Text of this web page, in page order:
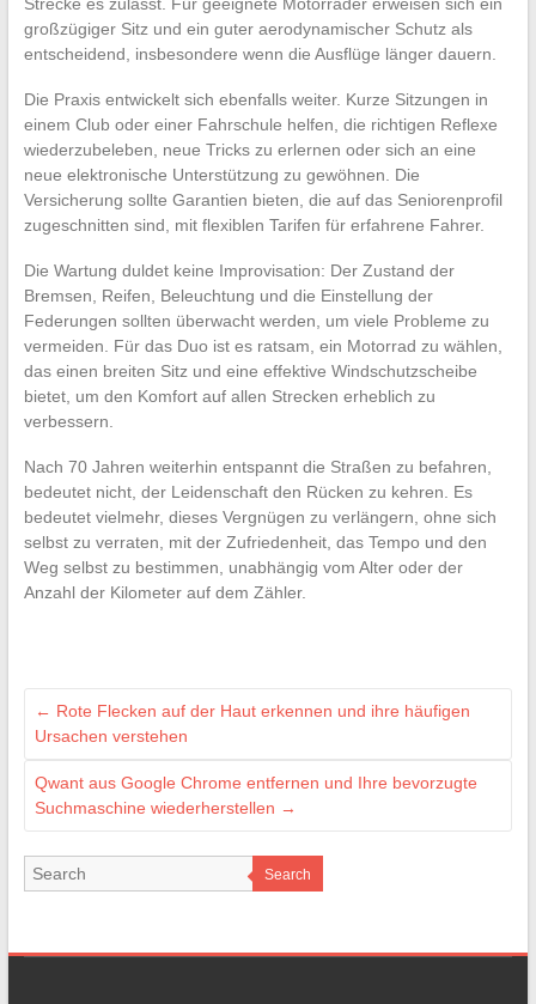
großzügiger Sitz und ein guter aerodynamischer Schutz als
entscheidend, insbesondere wenn die Ausflüge länger dauern.
Die Praxis entwickelt sich ebenfalls weiter. Kurze Sitzungen in
einem Club oder einer Fahrschule helfen, die richtigen Reflexe
wiederzubeleben, neue Tricks zu erlernen oder sich an eine
neue elektronische Unterstützung zu gewöhnen. Die
Versicherung sollte Garantien bieten, die auf das Seniorenprofil
zugeschnitten sind, mit flexiblen Tarifen für erfahrene Fahrer.
Die Wartung duldet keine Improvisation: Der Zustand der
Bremsen, Reifen, Beleuchtung und die Einstellung der
Federungen sollten überwacht werden, um viele Probleme zu
vermeiden. Für das Duo ist es ratsam, ein Motorrad zu wählen,
das einen breiten Sitz und eine effektive Windschutzscheibe
bietet, um den Komfort auf allen Strecken erheblich zu
verbessern.
Nach 70 Jahren weiterhin entspannt die Straßen zu befahren,
bedeutet nicht, der Leidenschaft den Rücken zu kehren. Es
bedeutet vielmehr, dieses Vergnügen zu verlängern, ohne sich
selbst zu verraten, mit der Zufriedenheit, das Tempo und den
Weg selbst zu bestimmen, unabhängig vom Alter oder der
Anzahl der Kilometer auf dem Zähler.
← Rote Flecken auf der Haut erkennen und ihre häufigen
Ursachen verstehen
Qwant aus Google Chrome entfernen und Ihre bevorzugte
Suchmaschine wiederherstellen →
Search